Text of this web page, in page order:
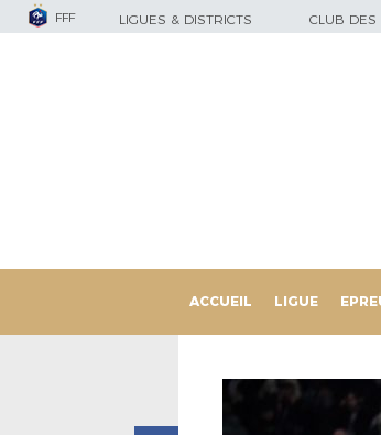
FFF LIGUES & DISTRICTS CLUB DES
ACCUEIL LIGUE